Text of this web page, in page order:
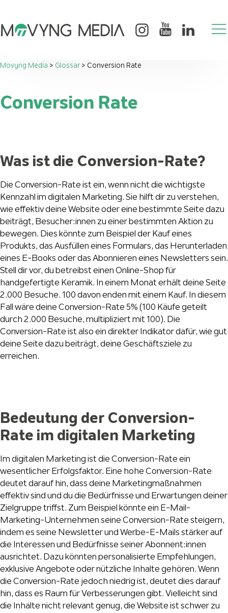
Movyng Media > Glossar > Conversion Rate
Conversion Rate
Was ist die Conversion-Rate?
Die Conversion-Rate ist ein, wenn nicht die wichtigste
Kennzahl im digitalen Marketing. Sie hilft dir zu verstehen,
wie effektiv deine Website oder eine bestimmte Seite dazu
beiträgt, Besucher:innen zu einer bestimmten Aktion zu
bewegen. Dies könnte zum Beispiel der Kauf eines
Produkts, das Ausfüllen eines Formulars, das Herunterladen
eines E-Books oder das Abonnieren eines Newsletters sein.
Stell dir vor, du betreibst einen Online-Shop für
handgefertigte Keramik. In einem Monat erhält deine Seite
2.000 Besuche. 100 davon enden mit einem Kauf. In diesem
Fall wäre deine Conversion-Rate 5% (100 Käufe geteilt
durch 2.000 Besuche, multipliziert mit 100). Die
Conversion-Rate ist also ein direkter Indikator dafür, wie gut
deine Seite dazu beiträgt, deine Geschäftsziele zu
erreichen.
Bedeutung der Conversion-
Rate im digitalen Marketing
Im digitalen Marketing ist die Conversion-Rate ein
wesentlicher Erfolgsfaktor. Eine hohe Conversion-Rate
deutet darauf hin, dass deine Marketingmaßnahmen
effektiv sind und du die Bedürfnisse und Erwartungen deiner
Zielgruppe triffst. Zum Beispiel könnte ein E-Mail-
Marketing-Unternehmen seine Conversion-Rate steigern,
indem es seine Newsletter und Werbe-E-Mails stärker auf
die Interessen und Bedürfnisse seiner Abonnent:innen
ausrichtet. Dazu könnten personalisierte Empfehlungen,
exklusive Angebote oder nützliche Inhalte gehören. Wenn
die Conversion-Rate jedoch niedrig ist, deutet dies darauf
hin, dass es Raum für Verbesserungen gibt. Vielleicht sind
die Inhalte nicht relevant genug, die Website ist schwer zu